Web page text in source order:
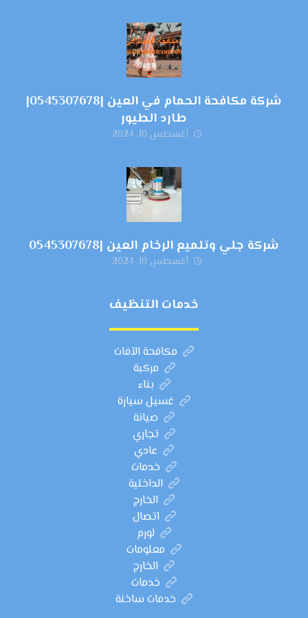
شركة مكافحة الحمام في العين |0545307678|
طارد الطيور
أغسطس 10, 2024
شركة جلي وتلميع الرخام العين |0545307678
أغسطس 10, 2024
خدمات التنظيف
مكافحة الآفات
مركبة
بناء
غسيل سيارة
صيانة
تجاري
عادي
خدمات
الداخلية
الخارج
اتصال
لورم
معلومات
الخارج
خدمات
خدمات ساخنة